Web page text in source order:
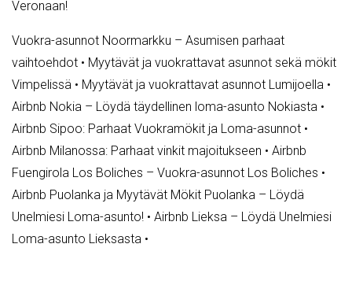
Veronaan!
Vuokra-asunnot Noormarkku – Asumisen parhaat
vaihtoehdot • Myytävät ja vuokrattavat asunnot sekä mökit
Vimpelissä • Myytävät ja vuokrattavat asunnot Lumijoella •
Airbnb Nokia – Löydä täydellinen loma-asunto Nokiasta •
Airbnb Sipoo: Parhaat Vuokramökit ja Loma-asunnot •
Airbnb Milanossa: Parhaat vinkit majoitukseen • Airbnb
Fuengirola Los Boliches – Vuokra-asunnot Los Boliches •
Airbnb Puolanka ja Myytävät Mökit Puolanka – Löydä
Unelmiesi Loma-asunto! • Airbnb Lieksa – Löydä Unelmiesi
Loma-asunto Lieksasta •